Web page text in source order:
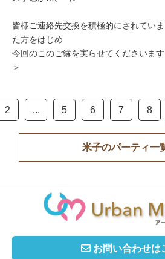
皆様ご連絡先交換を積極的にされてい
た方をはじめ
今回のこのご縁を実らせてくださいま
＞
2 ... 5 6 7 8
米子のパーティ
お問い合わせは